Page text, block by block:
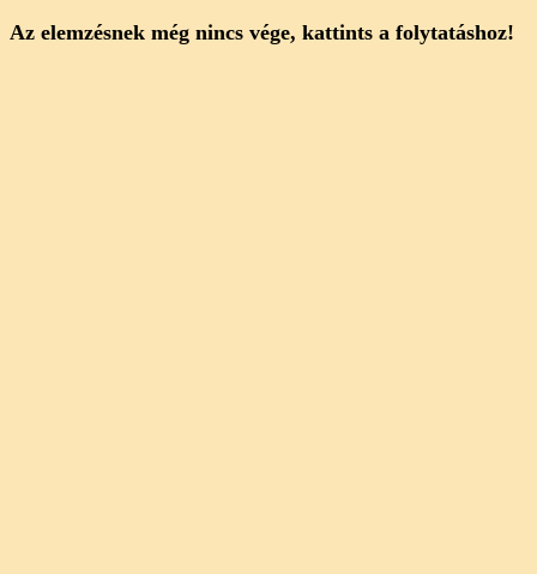
Az elemzésnek még nincs vége, kattints a folytatáshoz!